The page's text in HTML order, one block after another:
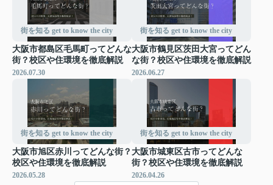
街を知る get to know the city
大阪市都島区毛馬町ってどんな
街？校区や住環境を徹底解説
2026.07.30
街を知る get to know the city
大阪市鶴見区茨田大宮ってどん
な街？校区や住環境を徹底解説
2026.06.27
街を知る get to know the city
大阪市旭区赤川ってどんな街？
校区や住環境を徹底解説
2026.05.28
街を知る get to know the city
大阪市城東区古市ってどんな
街？校区や住環境を徹底解説
2026.04.26